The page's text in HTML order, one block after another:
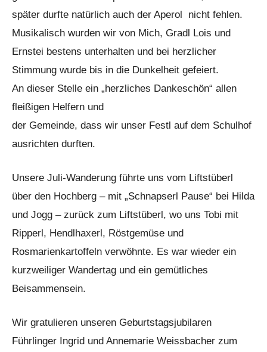
später durfte natürlich auch der Aperol nicht fehlen.
Musikalisch wurden wir von Mich, Gradl Lois und
Ernstei bestens unterhalten und bei herzlicher
Stimmung wurde bis in die Dunkelheit gefeiert.
An dieser Stelle ein „herzliches Dankeschön“ allen
fleißigen Helfern und
der Gemeinde, dass wir unser Festl auf dem Schulhof
ausrichten durften.
Unsere Juli-Wanderung führte uns vom Liftstüberl
über den Hochberg – mit „Schnapserl Pause“ bei Hilda
und Jogg – zurück zum Liftstüberl, wo uns Tobi mit
Ripperl, Hendlhaxerl, Röstgemüse und
Rosmarienkartoffeln verwöhnte. Es war wieder ein
kurzweiliger Wandertag und ein gemütliches
Beisammensein.
Wir gratulieren unseren Geburtstagsjubilaren
Führlinger Ingrid und Annemarie Weissbacher zum